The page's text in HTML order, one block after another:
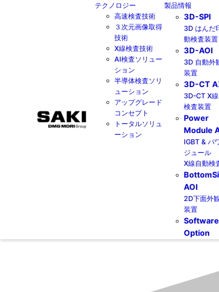
テクノロジー
高速検査技術
３次元画像取得
技術
X線検査技術
AI検査ソリュー
ション
半導体検査ソリ
ューション
アップグレード
コンセプト
トータルソリュ
ーション
製品情報
3D-SPI
3D はんだ
動検査装置
3D-AOI
3D 自動外
装置
3D-CT
3D-CT X
検査装置
Power
Module
IGBT & パ
ジュール
X線自動検
AOI
2D下面外
装置
Software
Option